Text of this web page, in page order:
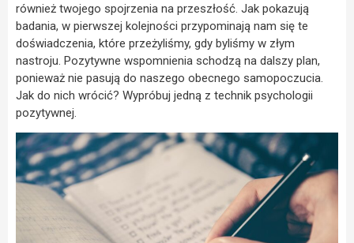
również twojego spojrzenia na przeszłość. Jak pokazują
badania, w pierwszej kolejności przypominają nam się te
doświadczenia, które przeżyliśmy, gdy byliśmy w złym
nastroju. Pozytywne wspomnienia schodzą na dalszy plan,
ponieważ nie pasują do naszego obecnego samopoczucia.
Jak do nich wrócić? Wypróbuj jedną z technik psychologii
pozytywnej.